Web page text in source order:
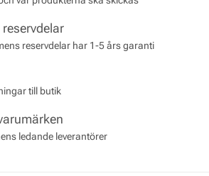
reservdelar har 1-5 års garanti
till butik
ledande leverantörer